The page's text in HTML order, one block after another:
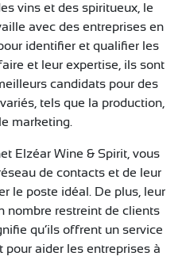
vins et des spiritueux, le
avec des entreprises en
identifier et qualifier les
et leur expertise, ils sont
candidats pour des
tels que la production,
marketing.
Elzéar Wine & Spirit, vous
de contacts et de leur
le poste idéal. De plus, leur
nombre restreint de clients
qu’ils offrent un service
aider les entreprises à